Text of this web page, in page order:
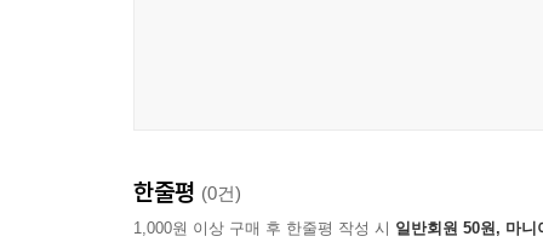
한줄평 (0건)
1,000원 이상 구매 후 한줄평 작성 시 일반회원 50원, 마니